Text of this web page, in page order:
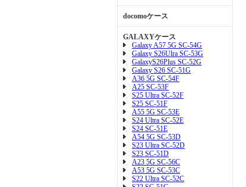
docomoケース
GALAXYケース
Galaxy A57 5G SC-54G
Galaxy S26Ulra SC-53G
GalaxyS26Plus SC-52G
Galaxy S26 SC-51G
A36 5G SC-54F
A25 SC-53F
S25 Ultra SC-52F
S25 SC-51F
A55 5G SC-53E
S24 Ultra SC-52E
S24 SC-51E
A54 5G SC-53D
S23 Ultra SC-52D
S23 SC-51D
A23 5G SC-56C
A53 5G SC-53C
S22 Ultra SC-52C